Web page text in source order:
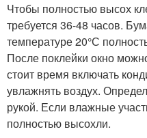
Чтобы полностью высох
требуется 36-48 часов.
температуре 20°С
После поклейки окно
стоит время включать
увлажнять воздух.
рукой. Если влажные
полностью высохли.